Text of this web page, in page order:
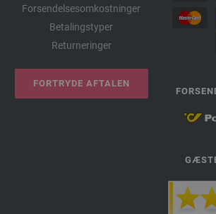
Forsendelsesomkostninger
Betalingstyper
Returneringer
FORTRYDE AFTALEN